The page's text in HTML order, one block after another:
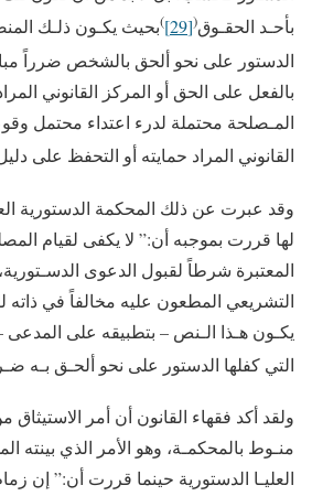
بأحـد الحقـوق(
[29]
)بحيث يكـون ذلـك
الدستور على نحو ألحق بالشخص ضرراً
بالفعل على الحق أو المركز القانوني
المـصلحة محتملة لدرء اعتداء محتمل
القانوني المراد حمايته أو التحفظ على
وقد عبرت عن ذلك المحكمة الدستورية
لها قررت بموجبه أن:” لا يكفى لقيام
المعتبرة شرطاً لقبول الدعوى
التشريعي المطعون عليه مخالفاً في ذاته
يكـون هـذا الـنص – بتطبيقه على
التي كفلها الدستور على نحو ألحـق بـه
ولقد أكد فقهاء القانون أن أمر
منـوط بالمحكمـة، وهو الأمر الذي بينته
العليـا الدستورية حينما قررت أن:” إن